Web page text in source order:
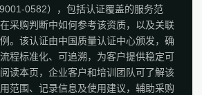
0582），包括认证覆盖的服务范
采购判断中如何参考该资质，以及关联
。该认证由中国质量认证中心颁发，确
程标准化、可追溯，为客户提供稳定可
读本页，企业客户和培训团队可了解该
范围、记录信息及使用建议，辅助采购